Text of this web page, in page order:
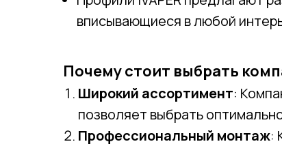
вписывающиеся в любой
Почему стоит выбрать
Широкий ассортимент:
позволяет выбрать
Профессиональный монтаж: